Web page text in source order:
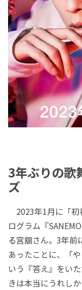
3年ぶりの歌
ズ
2023年1月に「初
ログラム『
る宮舘さん。3年前
あったことに、「
いう『答え』をい
きは本当にうれしか